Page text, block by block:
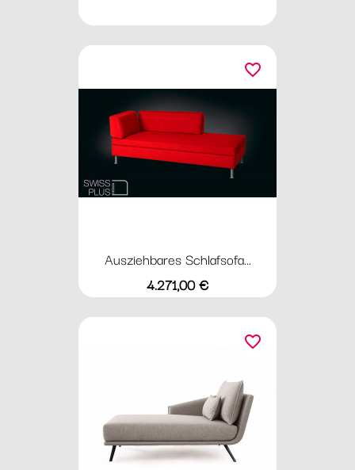
Ausziehbares Schlafsofa...
Preis
4.271,00 €
favorite_border
favorite_border